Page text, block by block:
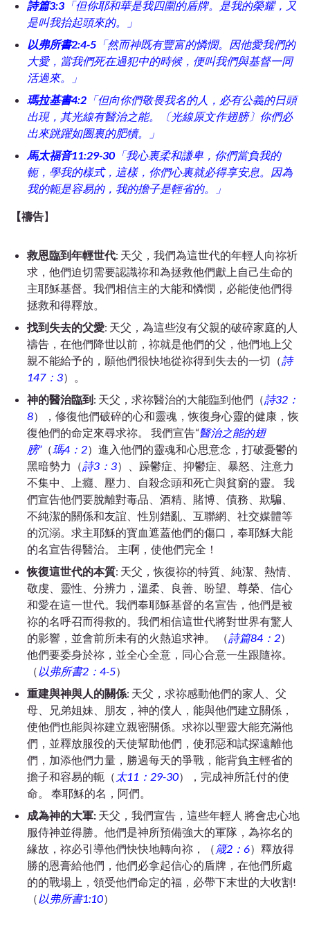
詩篇3:3 「但你耶和華是我四圍的盾牌。是我的榮耀，又
是叫我抬起頭來的。」
以弗所書2:4-5 「然而神既有豐富的憐憫。因他愛我們的
大愛， 當我們死在過犯中的時候，便叫我們與基督一同
活過來。」
瑪拉基書4:2 「但向你們敬畏我名的人，必有公義的日頭
出現，其光線有醫治之能。〔光線原文作翅膀〕你們必
出來跳躍如圈裏的肥犢。」
馬太福音11:29-30 「我心裏柔和謙卑，你們當負我的
軛，學我的樣式，這樣，你們心裏就必得享安息。因為
我的軛是容易的，我的擔子是輕省的。」
【禱告】
救恩臨到年輕世代: 天父，我們為這世代的年輕人向祢祈
求 ，他們迫切需要認識祢和為拯救他們獻上自己生命的
主耶穌基督。我們相信主的大能和憐憫，必能使他們得
拯救和得釋放。
找到失去的父愛: 天父，為這些沒有父親的破碎家庭的人
禱告， 在他們降世以前， 祢就是他們的父，他們地上父
親不能給予的，願他們很快地從祢得到失去的一切 （詩
147：3）
。
神的醫治臨到: 天父， 求祢醫治的大能臨到他們（詩32：
8）， 修復他們破碎的心和靈魂，恢復身心靈的健康，恢
復他們的命定來尋求祢。 我們宣告“醫治之能的翅
膀”（瑪4：2）進入他們的靈魂和心思意念，打破憂鬱的
黑暗勢力（詩3：3）、躁鬱症、抑鬱症、暴怒、注意力
不集中、上癮、壓力、自殺念頭和死亡與貧窮的靈。 我
們宣告他們要脫離對毒品、酒精、賭博、債務、欺騙、
不純潔的關係和友誼、性別錯亂、互聯網、社交媒體等
的沉溺。求主耶穌的寳血遮蓋他們的傷口，奉耶穌大能
的名宣告得醫治。 主啊，使他們完全！
恢復這世代的本質: 天父，恢復祢的特質、純潔、熱情、
敬虔、靈性、分辨力，溫柔、良善、盼望、尊榮、信心
和愛在這一世代。我們奉耶穌基督的名宣告，他們是被
祢的名呼召而得救的。 我們相信這世代將對世界有驚人
的影響，並會前所未有的火熱追求神。 （詩篇84：2）
他們要委身於祢，並全心全意，同心合意一生跟隨祢。
（ 以弗所書2：4-5）
重建與神與人的關係: 天父，求祢感動他們的家人、父
母、兄弟姐妹、朋友，神的僕人，能與他們建立關係，
使他們也能與祢建立親密關係。求祢以聖靈大能充滿他
們，並釋放服役的天使幫助他們，使邪惡和試探遠離他
們，加添他們力量，勝過每天的爭戰，能背負主輕省的
擔子和容易的軛 （ 太11：29-30），完成神所託付的使
命。 奉耶穌的名，阿們。
成為神的大軍: 天父，我們宣告，這些年輕人 將會忠心地
服侍神並得勝。他們是神所預備強大的軍隊，為祢名的
緣故，祢必引導他們快快地轉向祢，（ 箴2：6）釋放得
勝的恩膏給他們，他們必拿起信心的盾牌，在他們所處
的的戰場上，領受他們命定的福， 必帶下末世的大收割!
（ 以弗所書1:10）